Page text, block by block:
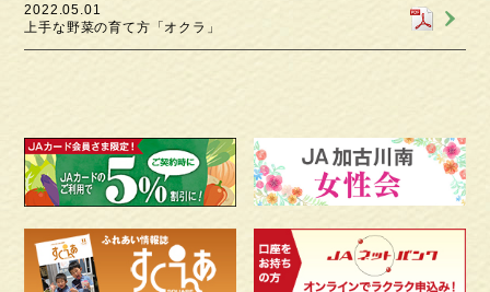
2022.05.01
上手な野菜の育て方「オクラ」